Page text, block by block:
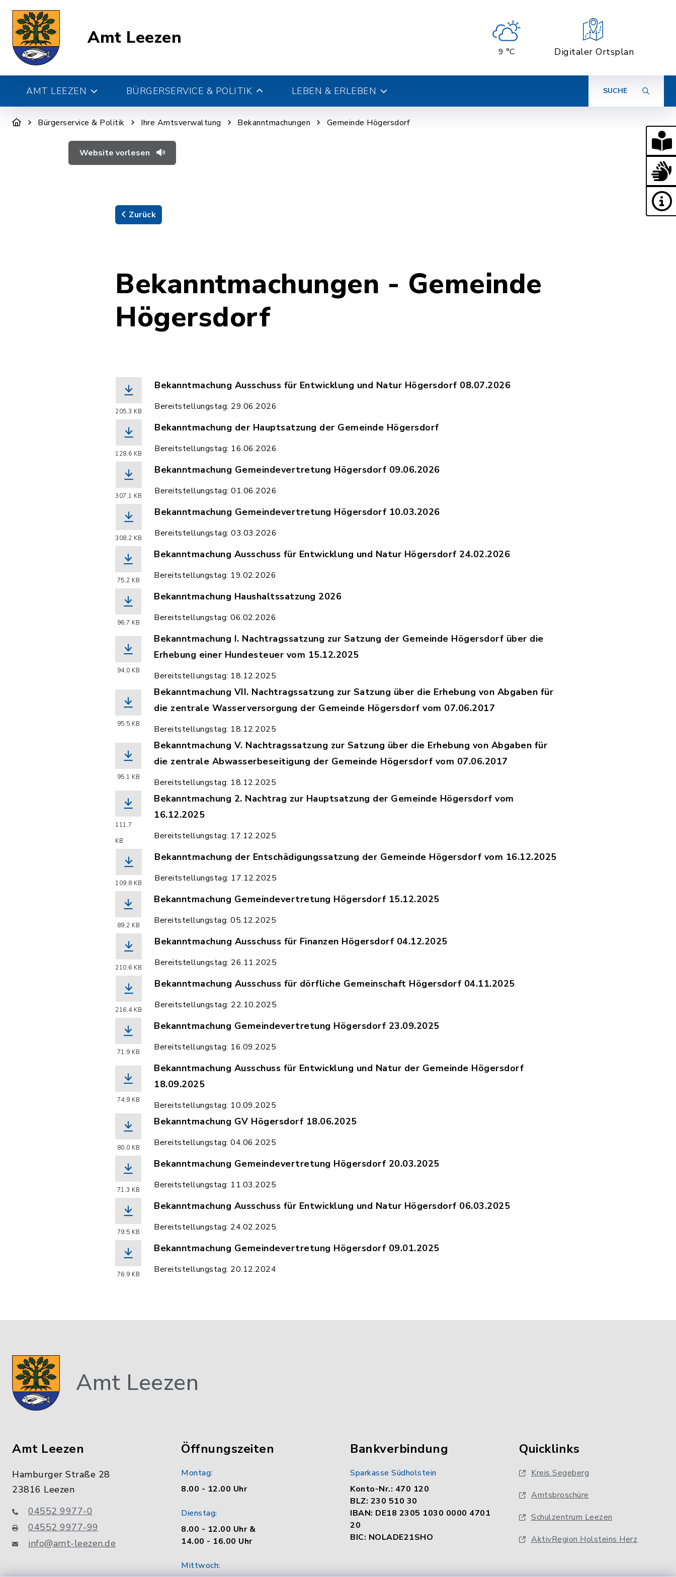
Amt Leezen
9 °C Digitaler Ortsplan
AMT LEEZEN BÜRGERSERVICE & POLITIK LEBEN & ERLEBEN SUCHE
Bürgerservice & Politik Ihre Amtsverwaltung Bekanntmachungen Gemeinde Högersdorf
Website vorlesen
Zurück
Bekanntmachungen - Gemeinde
Högersdorf
205,3 KB
Bekanntmachung Ausschuss für Entwicklung und Natur Högersdorf 08.07.2026
(Dateiname: Bekanntmachung_Ausschuss_für_Entwicklung_und_Natur_Högersdorf_08.07.2026_-
Bereitstellungstag: 29.06.2026
128,6 KB
Bekanntmachung der Hauptsatzung der Gemeinde Högersdorf
(Dateiname: Bekanntmachung_der_Hauptsatzung_der_Gemeinde_Högersdorf_vom_16.06.2026_-
Bereitstellungstag: 16.06.2026
307,1 KB
Bekanntmachung Gemeindevertretung Högersdorf 09.06.2026
(Dateiname: Bekanntmachung_Gemeindevertretung_Högersdorf_09.06.2026_-
Bereitstellungstag: 01.06.2026
308,2 KB
Bekanntmachung Gemeindevertretung Högersdorf 10.03.2026
(Dateiname: Bekanntmachung_Gemeindevertretung_Högersdorf_10.03.2026_-
Bereitstellungstag: 03.03.2026
75,2 KB
Bekanntmachung Ausschuss für Entwicklung und Natur Högersdorf 24.02.2026
(Dateiname: Bekanntmachung_Ausschuss_für_Entwicklung_und_Natur_Högersdorf_24.02.2026_-
Bereitstellungstag: 19.02.2026
96,7 KB
Bekanntmachung Haushaltssatzung 2026
(Dateiname: Bekanntmachung_Haushaltssatzung_2026_Högersdorf.pdf, Dateierweiterung: pdf, Dateigröße: 96,65
Bereitstellungstag: 06.02.2026
94,0 KB
Bekanntmachung I. Nachtragssatzung zur Satzung der Gemeinde Högersdorf über die
Erhebung einer Hundesteuer vom 15.12.2025
(Dateiname: Bekanntmachung_I._Nachtrag_Hundesteuersatzung_Högersdorf_-
Bereitstellungstag: 18.12.2025
95,5 KB
Bekanntmachung VII. Nachtragssatzung zur Satzung über die Erhebung von Abgaben für
die zentrale Wasserversorgung der Gemeinde Högersdorf vom 07.06.2017
(Dateiname: Bekanntmachung_VII_Nachtragssatzung_zur_BGS_ab_01.01.2026_-
Bereitstellungstag: 18.12.2025
95,1 KB
Bekanntmachung V. Nachtragssatzung zur Satzung über die Erhebung von Abgaben für
die zentrale Abwasserbeseitigung der Gemeinde Högersdorf vom 07.06.2017
(Dateiname: Bekanntmachung_V._Nachtragssatzung_zur_BGS_SW_ab_01.01.2026_-
Bereitstellungstag: 18.12.2025
111,7
KB
Bekanntmachung 2. Nachtrag zur Hauptsatzung der Gemeinde Högersdorf vom
16.12.2025
(Dateiname: Bekanntmachung_2._Nachtrag_zur_Hauptsatzung_der_Gemeinde_Högersdorf_vom_16.12.2025_-
Bereitstellungstag: 17.12.2025
109,8 KB
Bekanntmachung der Entschädigungssatzung der Gemeinde Högersdorf vom 16.12.2025
(Dateiname: Bekanntmachung_der_Entschädigungssatzung_der_Gemeinde_Högersdorf_vom_16.12.2025-
Bereitstellungstag: 17.12.2025
89,2 KB
Bekanntmachung Gemeindevertretung Högersdorf 15.12.2025
(Dateiname: Bekanntmachung_Gemeindevertretung_Högersdorf_15.12.2025_-
Bereitstellungstag: 05.12.2025
210,6 KB
Bekanntmachung Ausschuss für Finanzen Högersdorf 04.12.2025
(Dateiname: Bekanntmachung_Ausschuss_für_Finanzen_Högersdorf_04.12.2025_-
Bereitstellungstag: 26.11.2025
216,4 KB
Bekanntmachung Ausschuss für dörfliche Gemeinschaft Högersdorf 04.11.2025
(Dateiname: Bekanntmachung_Ausschuss_für_dörfliche_Gemeinschaft_Högersdorf_04.11.2025_-
Bereitstellungstag: 22.10.2025
71,9 KB
Bekanntmachung Gemeindevertretung Högersdorf 23.09.2025
(Dateiname: Bekanntmachung_Gemeindevertretung_Högersdorf_23.09.2025_-
Bereitstellungstag: 16.09.2025
74,9 KB
Bekanntmachung Ausschuss für Entwicklung und Natur der Gemeinde Högersdorf
18.09.2025
(Dateiname:
Bereitstellungstag: 10.09.2025
80,0 KB
Bekanntmachung GV Högersdorf 18.06.2025
(Dateiname: Bekanntmachung_GV_Hoegersdorf_18.06.2025_-_Bereitstellungstag_04.06.2025.pdf,
Bereitstellungstag: 04.06.2025
71,3 KB
Bekanntmachung Gemeindevertretung Högersdorf 20.03.2025
(Dateiname: Bekanntmachung_Gemeindevertretung_Hoegersdorf_20.03.2025_-
Bereitstellungstag: 11.03.2025
79,5 KB
Bekanntmachung Ausschuss für Entwicklung und Natur Högersdorf 06.03.2025
(Dateiname: Bekanntmachung_Ausschuss_fuer_Entwicklung_und_Natur_Hoegersdorf_06.03.2025_-
Bereitstellungstag: 24.02.2025
76,9 KB
Bekanntmachung Gemeindevertretung Högersdorf 09.01.2025
(Dateiname: Bekanntmachung_Gemeindevertretung_Hoegersdorf_09.01.2025_-
Bereitstellungstag: 20.12.2024
Amt Leezen
Amt Leezen
Hamburger Straße 28
23816 Leezen
04552 9977-0
04552 9977-99
info@amt-leezen.de
Öffnungszeiten
Montag:
8.00 - 12.00 Uhr
Dienstag:
8.00 - 12.00 Uhr &
14.00 - 16.00 Uhr
Mittwoch:
Bankverbindung
Sparkasse Südholstein
Konto-Nr.: 470 120
BLZ: 230 510 30
IBAN: DE18 2305 1030 0000 4701
20
BIC: NOLADE21SHO
Quicklinks
Kreis Segeberg
Amtsbroschüre
Schulzentrum Leezen
AktivRegion Holsteins Herz